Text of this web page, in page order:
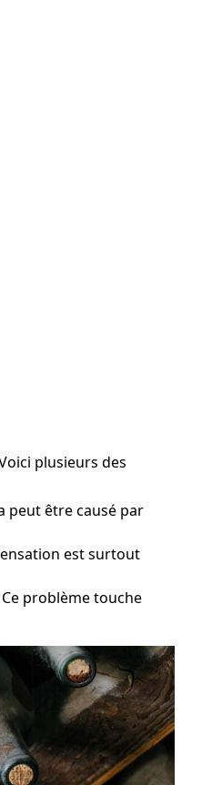
plusieurs des
peut être causé par
est surtout
problème touche